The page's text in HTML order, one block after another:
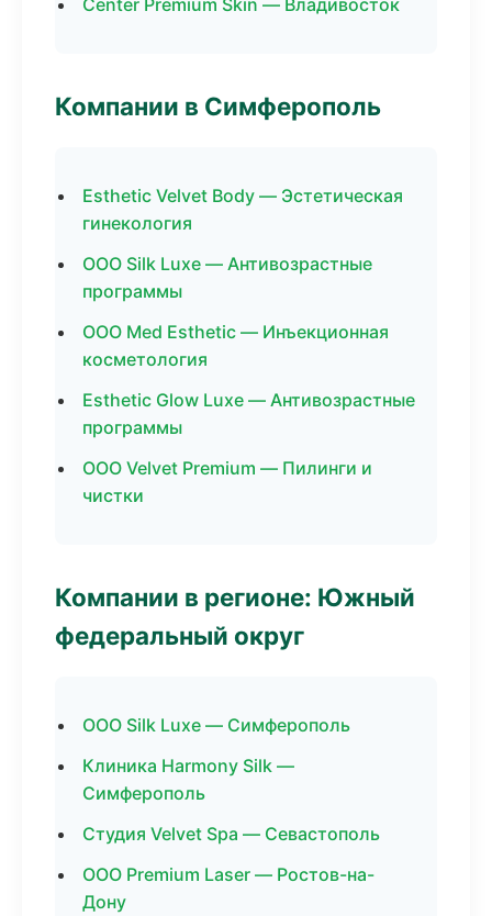
Center Premium Skin — Владивосток
Компании в Симферополь
Esthetic Velvet Body — Эстетическая
гинекология
ООО Silk Luxe — Антивозрастные
программы
ООО Med Esthetic — Инъекционная
косметология
Esthetic Glow Luxe — Антивозрастные
программы
ООО Velvet Premium — Пилинги и
чистки
Компании в регионе: Южный
федеральный округ
ООО Silk Luxe — Симферополь
Клиника Harmony Silk —
Симферополь
Студия Velvet Spa — Севастополь
ООО Premium Laser — Ростов-на-
Дону